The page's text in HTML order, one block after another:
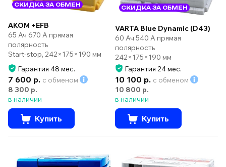
СКИДКА ЗА ОБМЕН
AKOM +EFB
65 Ач 670 А прямая
полярность
Start-stop, 242×175×190 мм
Гарантия 48 мес.
7 600 р. с обменом
8 300 р.
в наличии
Купить
СКИДКА ЗА ОБМЕН
VARTA Blue Dynamic (D43)
60 Ач 540 А прямая
полярность
242×175×190 мм
Гарантия 24 мес.
10 100 р. с обменом
10 800 р.
в наличии
Купить